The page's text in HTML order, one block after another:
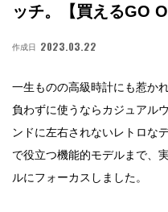
ッチ。【買えるGO
作成日 2023.03.22
一生ものの高級時計にも惹か
負わずに使うならカジュアル
ンドに左右されないレトロな
で役立つ機能的モデルまで、
ルにフォーカスしました。